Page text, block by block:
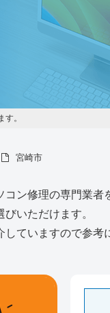
。
宮崎市
ン修理の専門業者
いただけます。
ていますので参考